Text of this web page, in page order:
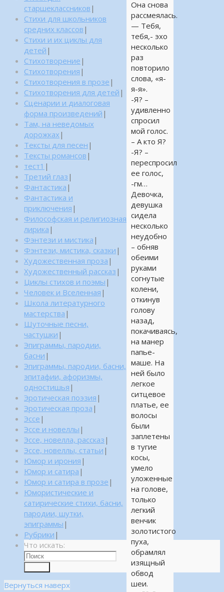
Она снова
рассмеялась.
— Тебя,
тебя,- эхо
несколько
раз
повторило
слова, «я-
я-я».
-Я? –
удивленно
спросил
мой голос.
– А кто Я?
-Я? –
переспросил
ее голос,
-гм…
Девочка,
девушка
сидела
несколько
неудобно
– обняв
обеими
руками
согнутые
колени,
откинув
голову
назад,
покачиваясь,
на манер
папье-
маше. На
ней было
легкое
ситцевое
платье, ее
волосы
были
заплетены
в тугие
косы,
умело
уложенные
на голове,
только
легкий
венчик
золотистого
пуха,
обрамлял
изящный
обвод
шеи.
старшеклассников |
Стихи для школьников
средних классов |
Стихи и их циклы для
детей |
Стихотворение |
Стихотворения |
Стихотворения в прозе |
Стихотворения для детей |
Сценарии и диалоговая
форма произведений |
Там, на неведомых
дорожках |
Тексты для песен |
Тексты романсов |
тест1 |
Третий глаз |
Фантастика |
Фантастика и
приключения |
Философская и религиозная
лирика |
Фэнтези и мистика |
Фэнтези, мистика, сказки |
Художественная проза |
Художественный рассказ |
Циклы стихов и поэмы |
Человек и Вселенная |
Школа литературного
мастерства |
Шуточные песни,
частушки |
Эпиграммы, пародии,
басни |
Эпиграммы, пародии, басни,
эпитафии, афоризмы,
одностишья |
Эротическая поэзия |
Эротическая проза |
Эссе |
Эссе и новеллы |
Эссе, новелла, рассказ |
Эссе, новеллы, статьи |
Юмор и ирония |
Юмор и сатира |
Юмор и сатира в прозе |
Юмористические и
сатирические стихи, басни,
пародии, шутки,
эпиграммы |
Рубрики |
Что искать:
Вернуться наверх